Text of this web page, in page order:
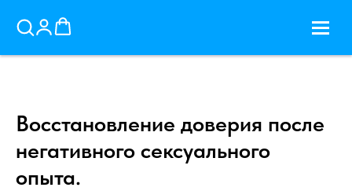
Восстановление доверия после
негативного сексуального
опыта.